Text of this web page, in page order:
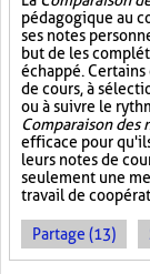
pédagogique au
ses notes
but de les
échappé.
de cours, à
ou à suivre le
Comparaison des
efficace pour
leurs notes de
seulement une
travail de
Partage (13)